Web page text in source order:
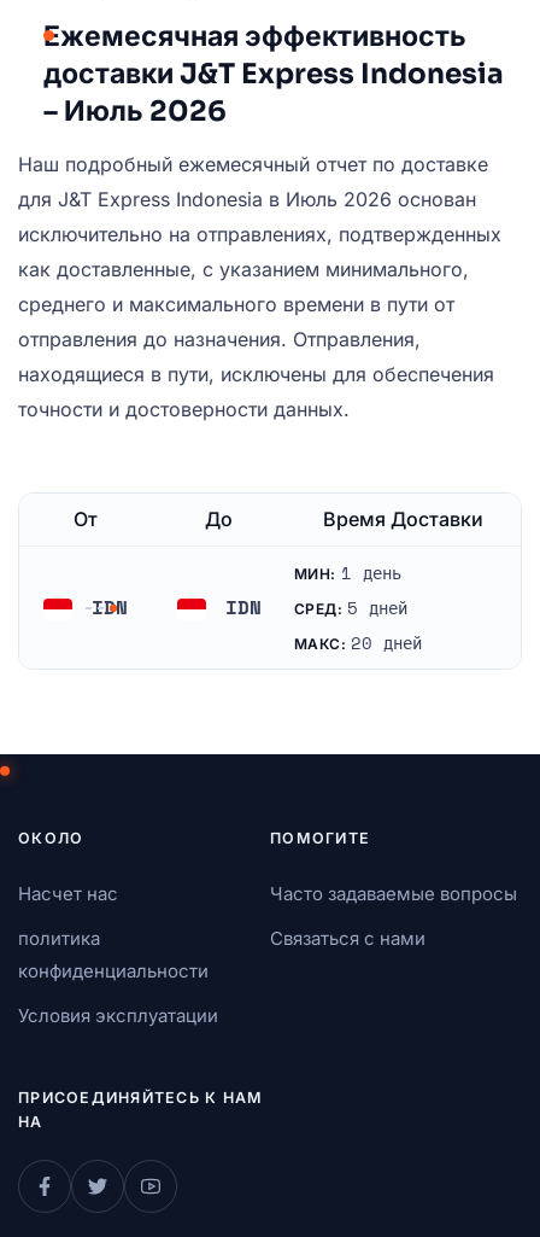
Ежемесячная эффективность
доставки J&T Express Indonesia
– Июль 2026
Наш подробный ежемесячный отчет по доставке
для J&T Express Indonesia в Июль 2026 основан
исключительно на отправлениях, подтвержденных
как доставленные, с указанием минимального,
среднего и максимального времени в пути от
отправления до назначения. Отправления,
находящиеся в пути, исключены для обеспечения
точности и достоверности данных.
От До Время Доставки
IDN IDN
МИН: 1 день
СРЕД: 5 дней
МАКС: 20 дней
ОКОЛО
Насчет нас
политика
конфиденциальности
Условия эксплуатации
ПОМОГИТЕ
Часто задаваемые вопросы
Связаться с нами
ПРИСОЕДИНЯЙТЕСЬ К НАМ
НА